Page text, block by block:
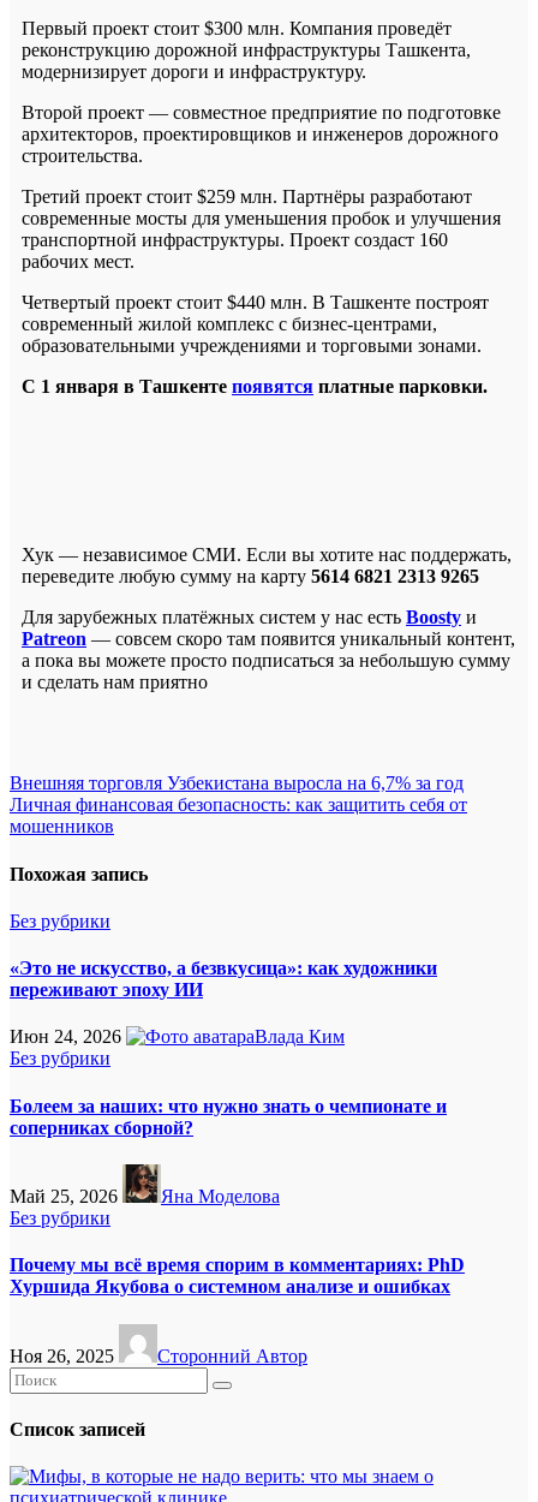
Первый проект стоит $300 млн. Компания проведёт
реконструкцию дорожной инфраструктуры Ташкента,
модернизирует дороги и инфраструктуру.
Второй проект — совместное предприятие по подготовке
архитекторов, проектировщиков и инженеров дорожного
строительства.
Третий проект стоит $259 млн. Партнёры разработают
современные мосты для уменьшения пробок и улучшения
транспортной инфраструктуры. Проект создаст 160
рабочих мест.
Четвертый проект стоит $440 млн. В Ташкенте построят
современный жилой комплекс с бизнес-центрами,
образовательными учреждениями и торговыми зонами.
С 1 января в Ташкенте появятся платные парковки.
Хук — независимое СМИ. Если вы хотите нас поддержать,
переведите любую сумму на карту 5614 6821 2313 9265
Для зарубежных платёжных систем у нас есть Boosty и
Patreon — совсем скоро там появится уникальный контент,
а пока вы можете просто подписаться за небольшую сумму
и сделать нам приятно
Навигация
по
Внешняя торговля Узбекистана выросла на 6,7% за год
Личная финансовая безопасность: как защитить себя от
мошенников
Похожая запись
Без рубрики
«Это не искусство, а безвкусица»: как художники
переживают эпоху ИИ
Июн 24, 2026
Влада Ким
Без рубрики
Болеем за наших: что нужно знать о чемпионате и
соперниках сборной?
Май 25, 2026
Яна Моделова
Без рубрики
Почему мы всё время спорим в комментариях: PhD
Хуршида Якубова о системном анализе и ошибках
Ноя 26, 2025 Сторонний Автор
Список записей